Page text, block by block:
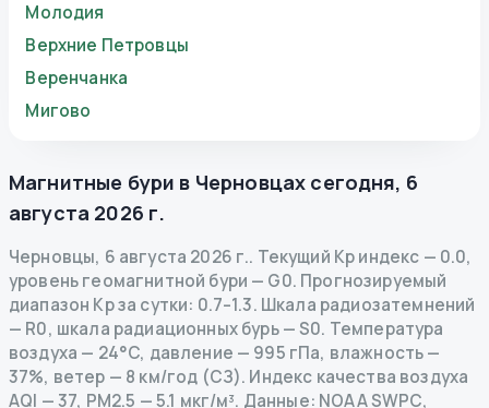
Молодия
Верхние Петровцы
Веренчанка
Мигово
Магнитные бури в Черновцах сегодня, 6
августа 2026 г.
Черновцы, 6 августа 2026 г.. Текущий Kp индекс — 0.0,
уровень геомагнитной бури — G0. Прогнозируемый
диапазон Kp за сутки: 0.7–1.3. Шкала радиозатемнений
— R0, шкала радиационных бурь— S0. Температура
воздуха — 24°C, давление — 995 гПа, влажность —
37%, ветер — 8 км/год (СЗ). Индекс качества воздуха
AQI — 37, PM2.5 — 5.1 мкг/м³. Данные: NOAA SWPC,